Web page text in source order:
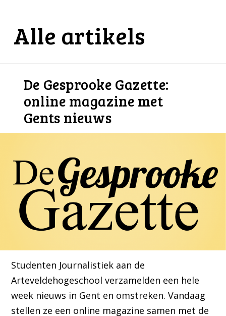
Alle artikels
De Gesprooke Gazette:
online magazine met
Gents nieuws
Studenten Journalistiek aan de
Arteveldehogeschool verzamelden een hele
week nieuws in Gent en omstreken. Vandaag
stellen ze een online magazine samen met de